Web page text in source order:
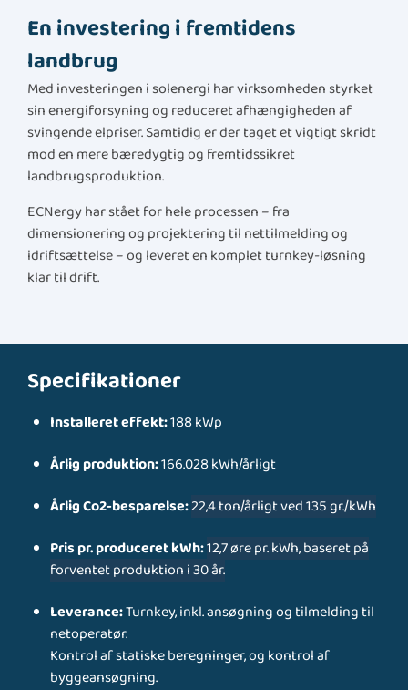
En investering i fremtidens
landbrug
Med investeringen i solenergi har virksomheden styrket
sin energiforsyning og reduceret afhængigheden af
svingende elpriser. Samtidig er der taget et vigtigt skridt
mod en mere bæredygtig og fremtidssikret
landbrugsproduktion.
ECNergy har stået for hele processen – fra
dimensionering og projektering til nettilmelding og
idriftsættelse – og leveret en komplet turnkey-løsning
klar til drift.
Specifikationer
Installeret effekt:188 kWp
Årlig produktion:166.028 kWh/årligt
Årlig Co2-besparelse:22,4 ton/årligt ved 135 gr./kWh
Pris pr. produceret kWh:12,7 øre pr. kWh, baseret på
forventet produktion i 30 år.
Leverance:Turnkey, inkl. ansøgning og tilmelding til
netoperatør.
Kontrol af statiske beregninger, og kontrol af
byggeansøgning.